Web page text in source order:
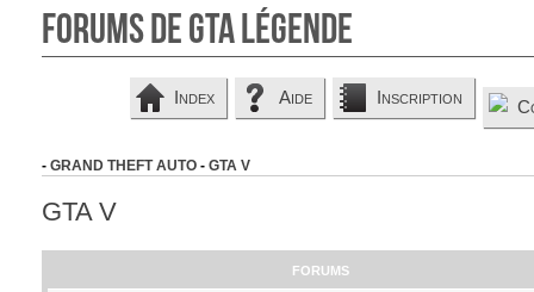
Forums de GTA Légende
Index Aide Inscription
- GRAND THEFT AUTO - GTA V
GTA V
FORUMS